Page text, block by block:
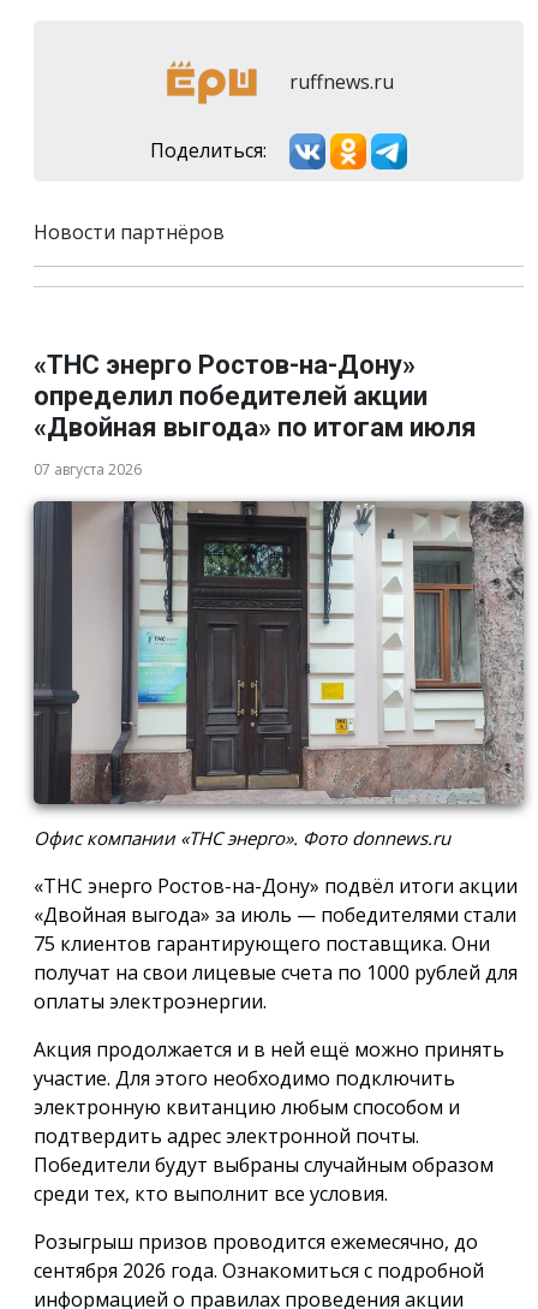
ruffnews.ru
Поделиться:
Новости партнёров
«ТНС энерго Ростов-на-Дону»
определил победителей акции
«Двойная выгода» по итогам июля
07 августа 2026
Офис компании «ТНС энерго». Фото donnews.ru
«ТНС энерго Ростов-на-Дону» подвёл итоги акции
«Двойная выгода» за июль — победителями стали
75 клиентов гарантирующего поставщика. Они
получат на свои лицевые счета по 1000 рублей для
оплаты электроэнергии.
Акция продолжается и в ней ещё можно принять
участие. Для этого необходимо подключить
электронную квитанцию любым способом и
подтвердить адрес электронной почты.
Победители будут выбраны случайным образом
среди тех, кто выполнит все условия.
Розыгрыш призов проводится ежемесячно, до
сентября 2026 года. Ознакомиться с подробной
информацией о правилах проведения акции